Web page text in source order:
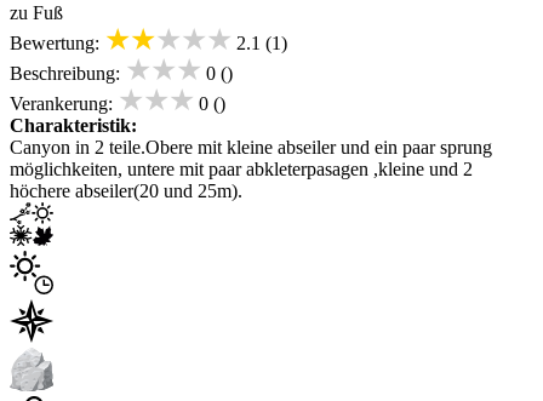
zu Fuß
Bewertung: ★★★★★ 2.1 (1)
Beschreibung: ★★★ 0 ()
Verankerung: ★★★ 0 ()
Charakteristik:
Canyon in 2 teile.Obere mit kleine abseiler und ein paar sprung
möglichkeiten, untere mit paar abkleterpasagen ,kleine und 2
höchere abseiler(20 und 25m).